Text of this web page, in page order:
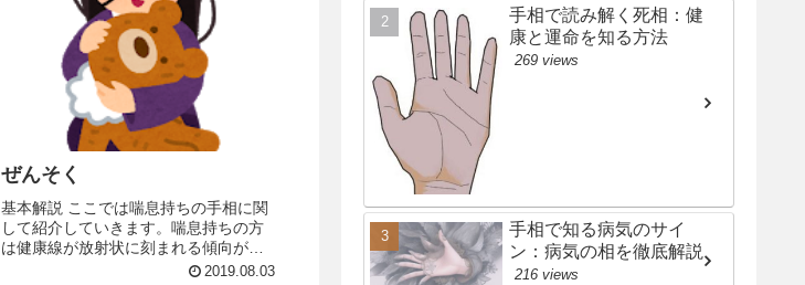
ぜんそく
基本解説 ここでは喘息持ちの手相に関
して紹介していきます。喘息持ちの方
は健康線が放射状に刻まれる傾向があ
るようです。また、生命線に乱れが生
2019.08.03
手相で読み解く死相：健
康と運命を知る方法
269 views
手相で知る病気のサイ
ン：病気の相を徹底解説
216 views